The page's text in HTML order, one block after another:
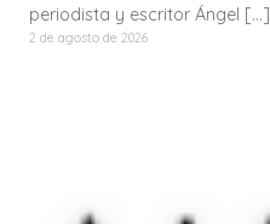
periodista y escritor Ángel […]
2 de agosto de 2026